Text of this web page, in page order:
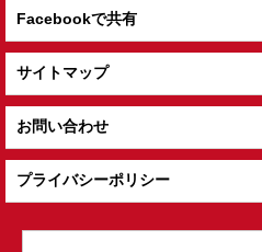
Facebookで共有
サイトマップ
お問い合わせ
プライバシーポリシー